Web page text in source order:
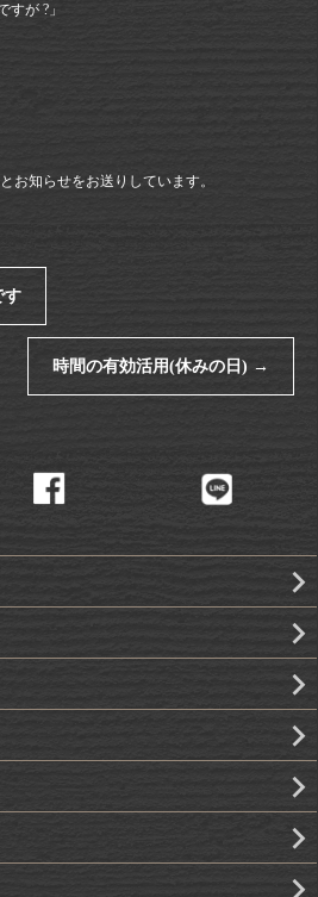
すが ?」
お知らせをお送りしています。
す
時間の有効活用(休みの日) →